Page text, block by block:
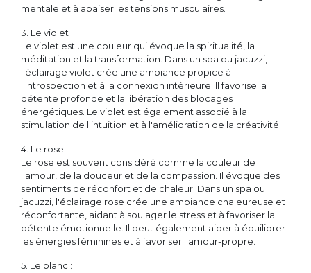
mentale et à apaiser les tensions musculaires.
3. Le violet :
Le violet est une couleur qui évoque la spiritualité, la
méditation et la transformation. Dans un spa ou jacuzzi,
l'éclairage violet crée une ambiance propice à
l'introspection et à la connexion intérieure. Il favorise la
détente profonde et la libération des blocages
énergétiques. Le violet est également associé à la
stimulation de l'intuition et à l'amélioration de la créativité.
4. Le rose :
Le rose est souvent considéré comme la couleur de
l'amour, de la douceur et de la compassion. Il évoque des
sentiments de réconfort et de chaleur. Dans un spa ou
jacuzzi, l'éclairage rose crée une ambiance chaleureuse et
réconfortante, aidant à soulager le stress et à favoriser la
détente émotionnelle. Il peut également aider à équilibrer
les énergies féminines et à favoriser l'amour-propre.
5. Le blanc :